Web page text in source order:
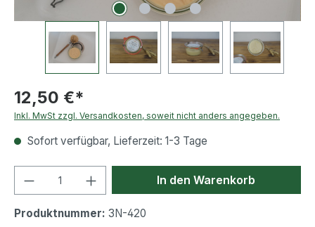
12,50 €*
Inkl. MwSt zzgl. Versandkosten, soweit nicht anders angegeben.
Sofort verfügbar, Lieferzeit: 1-3 Tage
Produkt Anzahl: Gib denIn den Warenkorb
Produktnummer: 3N-420